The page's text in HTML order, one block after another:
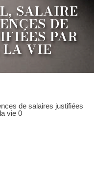
SALAIRE
DE
PAR
LA VIE